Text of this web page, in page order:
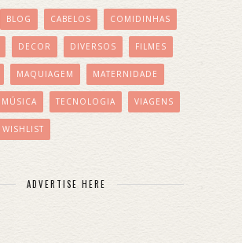
BLOG CABELOS COMIDINHAS
DECOR DIVERSOS FILMES
MAQUIAGEM MATERNIDADE
MÚSICA TECNOLOGIA VIAGENS
WISHLIST
ADVERTISE HERE